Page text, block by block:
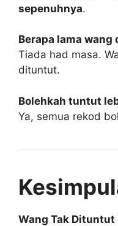
sepenuhnya.
Berapa lama
Tiada had masa.
dituntut.
Bolehkah tuntut
Ya, semua rekod
Wang Tak Dituntut